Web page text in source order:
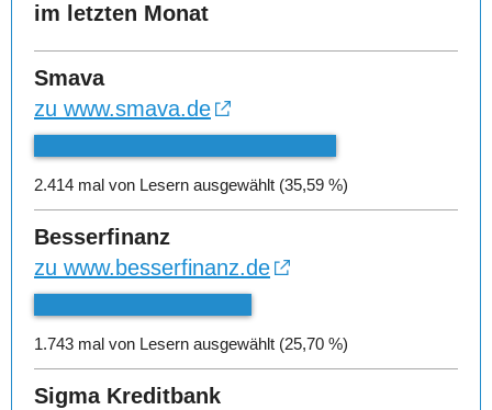
im letzten Monat
Smava
zu www.smava.de
2.414 mal von Lesern ausgewählt (35,59 %)
Besserfinanz
zu www.besserfinanz.de
1.743 mal von Lesern ausgewählt (25,70 %)
Sigma Kreditbank